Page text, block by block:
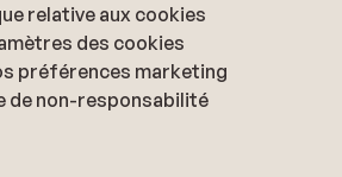
relative aux cookies
des cookies
préférences marketing
de non-responsabilité